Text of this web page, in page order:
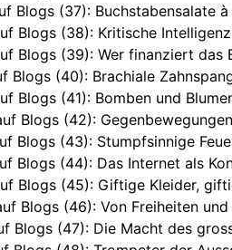
Blogs (37): Buchstabensalate
Blogs (38): Kritische
Blogs (39): Wer finanziert das
Blogs (40): Brachiale
Blogs (41): Bomben und
Blogs (42):
Blogs (43): Stumpfsinnige
Blogs (44): Das Internet als
Blogs (45): Giftige Kleider,
Blogs (46): Von Freiheiten
Blogs (47): Die Macht des